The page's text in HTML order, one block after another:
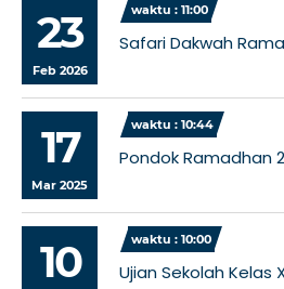
23
Feb 2026
waktu : 11:00
Safari Dakwah
17
Mar 2025
waktu : 10:44
Pondok Ramadhan
10 waktu : 10:00
Ujian Sekolah Kelas